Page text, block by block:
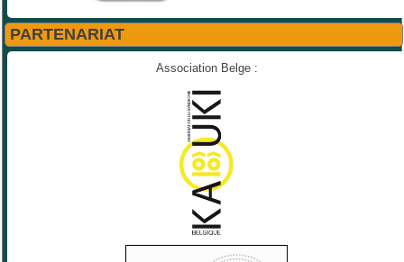
PARTENARIAT
Association Belge :